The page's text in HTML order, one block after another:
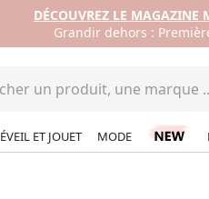
DÉCOUVREZ LE
Grandir dehors :
ÉVEIL ET JOUET MODE